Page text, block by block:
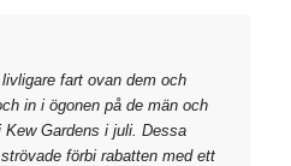
fart ovan dem och
in i ögonen på de män och
Gardens i juli. Dessa
förbi rabatten med ett